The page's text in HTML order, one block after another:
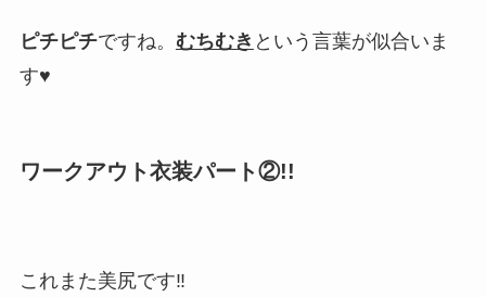
ピチピチですね。 むちむき という言葉が似合いま
す♥️
ワークアウト衣装パート②!!
これまた美尻です‼